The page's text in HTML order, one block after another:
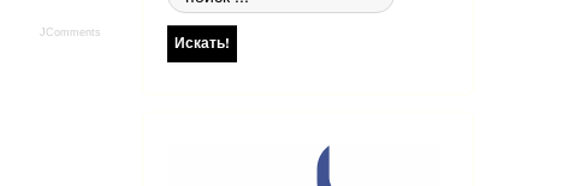
JComments
по
сайту
Искать!